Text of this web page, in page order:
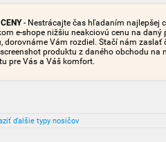
- Nestrácajte čas hľadaním najlepšej
e-shope nižšiu neakciovú cenu na daný
dorovnáme Vám rozdiel. Stačí nám zaslať
produktu z daného obchodu na
pre Vás a Váš komfort.
ďalšie typy nosičov